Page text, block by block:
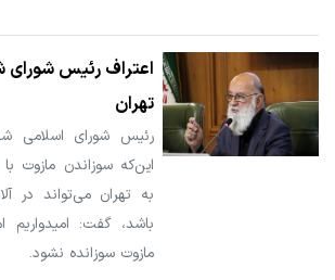
اعتراف رئیس شورای
تهران
رئیس شورای اسلامی
این‌که سوزاندن مازوت
به تهران می‌تواند در
باشد، گفت: امیدواریم
مازوت سوزانده نشود.